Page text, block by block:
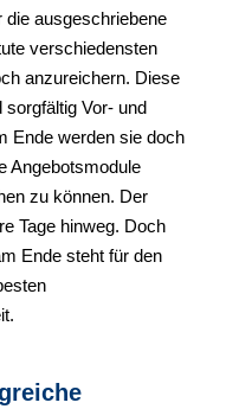
die ausgeschriebene
verschiedensten
anzureichern. Diese
sorgfältig Vor- und
Ende werden sie doch
Angebotsmodule
zu können. Der
Tage hinweg. Doch
Ende steht für den